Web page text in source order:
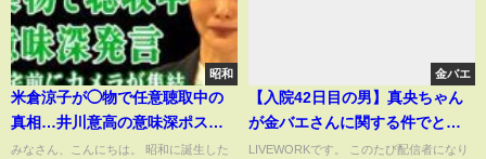
昭和
米倉涼子が◯物で任意聴取中の
真相…井川意高の意味深ポスト
と一致した報道陣の動き！自宅
みなさん、こんにちは。 昭和に誕生した
金バエ
【入院42日目の男】真央ちゃん
が金バエさんに関する件でとあ
る発言をしました【ぱるぱる】
LIVEWORKです。 このたび配信者になり